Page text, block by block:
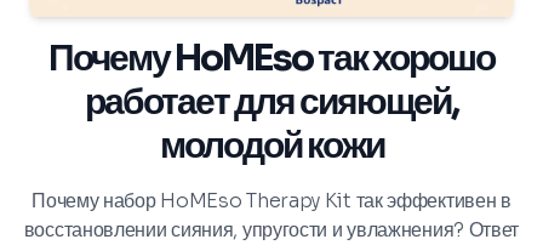
Почему HoMEso так хорошо
работает для сияющей,
молодой кожи
Почему набор HoMEso Therapy Kit так эффективен в
восстановлении сияния, упругости и увлажнения? Ответ